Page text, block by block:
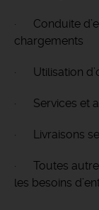
· Conduite
chargements
· Utilisation
· Services et
· Livraisons
· Toutes
les besoins